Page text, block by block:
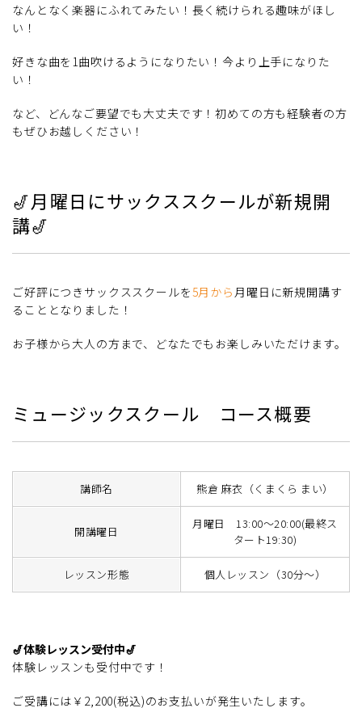
なんとなく楽器にふれてみたい！長く続けられる趣味がほし
い！
好きな曲を1曲吹けるようになりたい！今より上手になりた
い！
など、どんなご要望でも大丈夫です！初めての方も経験者の方
もぜひお越しください！
🎷月曜日にサックススクールが新規開
講🎷
ご好評につきサックススクールを5月から 月曜日に新規開講す
ることとなりました！
お子様から大人の方まで、どなたでもお楽しみいただけます。
ミュージックスクール コース概要
講師名 熊倉 麻衣（くまくら まい）
開講曜日
月曜日 13:00～20:00(最終ス
タート19:30)
レッスン形態 個人レッスン（30分～）
🎷体験レッスン受付中🎷
体験レッスンも受付中です！
ご受講には￥2,200(税込)のお支払いが発生いたします。